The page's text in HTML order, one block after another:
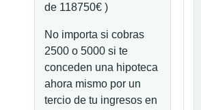
de 118750€ )
No importa si cobras
2500 o 5000 si te
conceden una hipoteca
ahora mismo por un
tercio de tu ingresos en